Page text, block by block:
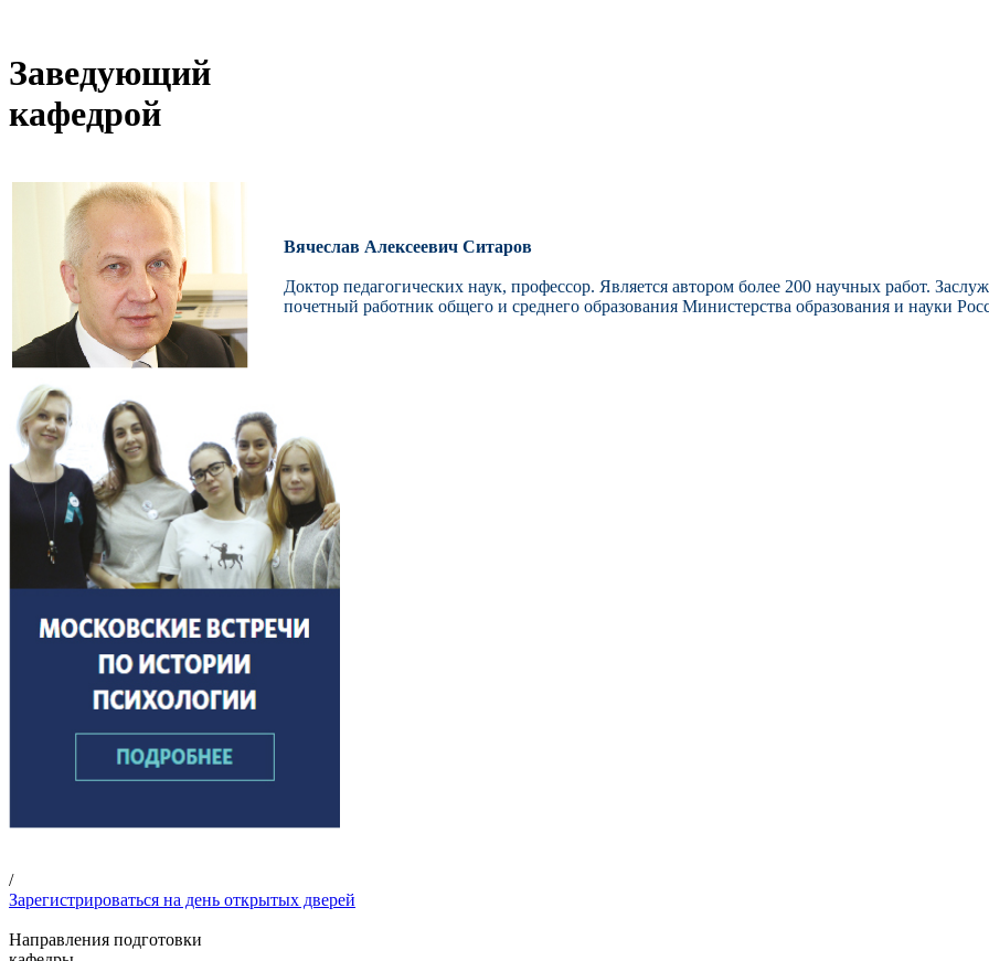
Заведующий
кафедрой
Вячеслав Алексеевич Ситаров
Доктор педагогических наук, профессор. Является автором более 200 научных работ.
почетный работник общего и среднего образования Министерства образования и науки
/
Зарегистрироваться на день открытых дверей
Направления подготовки